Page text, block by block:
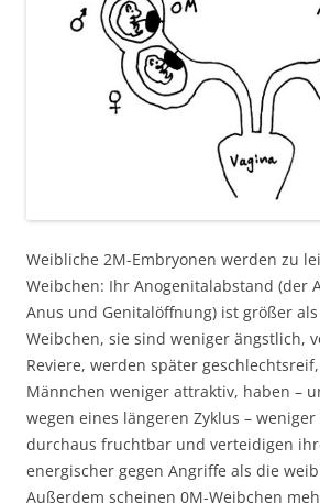
Weibliche 2M-Embryonen werden zu
Weibchen: Ihr Anogenitalabstand (der
Anus und Genitalöffnung) ist größer
Weibchen, sie sind weniger ängstlich,
Reviere, werden später
Männchen weniger attraktiv, haben –
wegen eines längeren Zyklus –
durchaus fruchtbar und verteidigen
energischer gegen Angriffe als die
Außerdem scheinen 0M-Weibchen